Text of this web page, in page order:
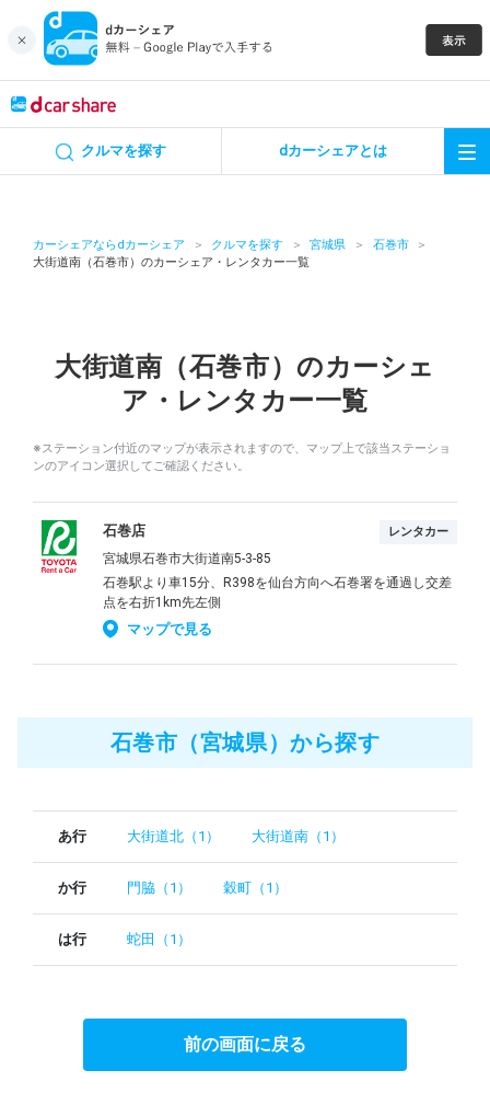
クルマを探す dカーシェアとは
カーシェアならdカーシェア クルマを探す 宮城県
石巻市
大街道南（石巻市）のカーシェア・レンタカー一覧
大街道南（石巻市）のカーシェ
ア・レンタカー一覧
※ステーション付近のマップが表示されますので、マップ上で該当ステーショ
ンのアイコン選択してご確認ください。
石巻店 レンタカー
宮城県石巻市大街道南5-3-85
石巻駅より車15分、R398を仙台方向へ石巻署を通過し交差
点を右折1km先左側
マップで見る
石巻市（宮城県）から探す
あ行 大街道北（1） 大街道南（1）
か行 門脇（1） 穀町（1）
は行 蛇田（1）
前の画面に戻る
カーシェア
特集
アプリの使い方